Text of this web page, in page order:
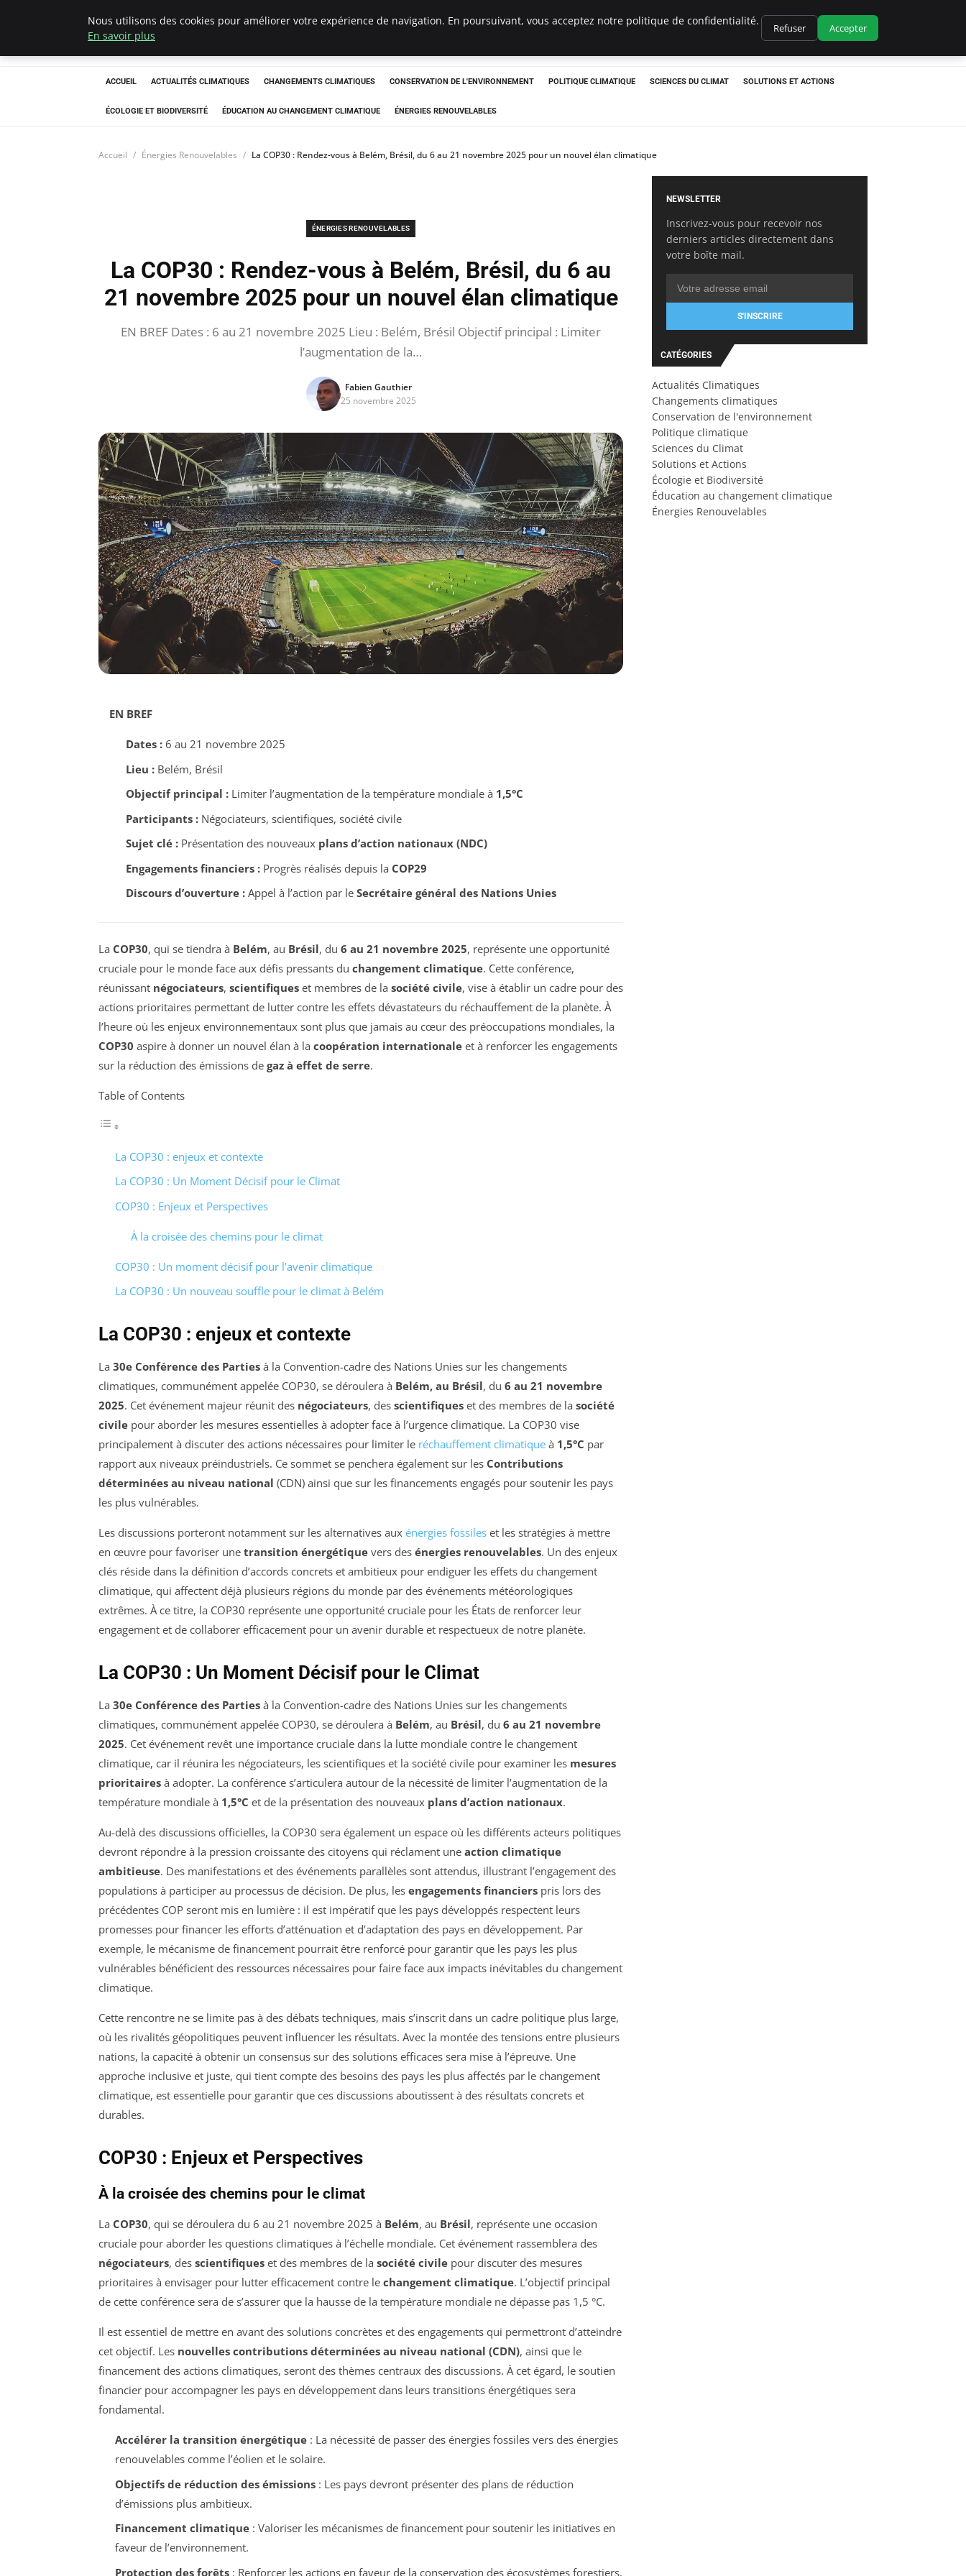
Climatedebtagents
ACCUEIL ACTUALITÉS CLIMATIQUES CHANGEMENTS CLIMATIQUES CONSERVATION DE L'ENVIRONNEMENT POLITIQUE CLIMATIQUE SCIENCES DU CLIMAT SOLUTIONS ET ACTIONS
ÉCOLOGIE ET BIODIVERSITÉ ÉDUCATION AU CHANGEMENT CLIMATIQUE ÉNERGIES RENOUVELABLES
Accueil Énergies Renouvelables La COP30 : Rendez-vous à Belém, Brésil, du 6 au 21 novembre 2025 pour un nouvel élan climatique
ÉNERGIES RENOUVELABLES
La COP30 : Rendez-vous à Belém, Brésil, du 6 au
21 novembre 2025 pour un nouvel élan climatique
EN BREF Dates : 6 au 21 novembre 2025 Lieu : Belém, Brésil Objectif principal : Limiter
l’augmentation de la…
Fabien Gauthier
25 novembre 2025
EN BREF
Dates :6 au 21 novembre 2025
Lieu :Belém, Brésil
Objectif principal :Limiter l’augmentation de la température mondiale à 1,5°C
Participants :Négociateurs, scientifiques, société civile
Sujet clé :Présentation des nouveaux plans d’action nationaux (NDC)
Engagements financiers :Progrès réalisés depuis la COP29
Discours d’ouverture :Appel à l’action par le Secrétaire général des Nations Unies
La COP30, qui se tiendra à Belém, au Brésil, du 6 au 21 novembre 2025, représente une opportunité
cruciale pour le monde face aux défis pressants du changement climatique. Cette conférence,
réunissant négociateurs, scientifiques et membres de la société civile, vise à établir un cadre pour des
actions prioritaires permettant de lutter contre les effets dévastateurs du réchauffement de la planète. À
l’heure où les enjeux environnementaux sont plus que jamais au cœur des préoccupations mondiales, la
COP30 aspire à donner un nouvel élan à la coopération internationale et à renforcer les engagements
sur la réduction des émissions de gaz à effet de serre.
Table of Contents
La COP30 : enjeux et contexte
La COP30 : Un Moment Décisif pour le Climat
COP30 : Enjeux et Perspectives
À la croisée des chemins pour le climat
COP30 : Un moment décisif pour l’avenir climatique
La COP30 : Un nouveau souffle pour le climat à Belém
La COP30 : enjeux et contexte
La 30e Conférence des Parties à la Convention-cadre des Nations Unies sur les changements
climatiques, communément appelée COP30, se déroulera à Belém, au Brésil, du 6 au 21 novembre
2025. Cet événement majeur réunit des négociateurs, des scientifiques et des membres de la société
civile pour aborder les mesures essentielles à adopter face à l’urgence climatique. La COP30 vise
principalement à discuter des actions nécessaires pour limiter le réchauffement climatique à 1,5°C par
rapport aux niveaux préindustriels. Ce sommet se penchera également sur les Contributions
déterminées au niveau national (CDN) ainsi que sur les financements engagés pour soutenir les pays
les plus vulnérables.
Les discussions porteront notamment sur les alternatives aux énergies fossiles et les stratégies à mettre
en œuvre pour favoriser une transition énergétique vers des énergies renouvelables. Un des enjeux
clés réside dans la définition d’accords concrets et ambitieux pour endiguer les effets du changement
climatique, qui affectent déjà plusieurs régions du monde par des événements météorologiques
extrêmes. À ce titre, la COP30 représente une opportunité cruciale pour les États de renforcer leur
engagement et de collaborer efficacement pour un avenir durable et respectueux de notre planète.
La COP30 : Un Moment Décisif pour le Climat
La 30e Conférence des Parties à la Convention-cadre des Nations Unies sur les changements
climatiques, communément appelée COP30, se déroulera à Belém, au Brésil, du 6 au 21 novembre
2025. Cet événement revêt une importance cruciale dans la lutte mondiale contre le changement
climatique, car il réunira les négociateurs, les scientifiques et la société civile pour examiner les mesures
prioritaires à adopter. La conférence s’articulera autour de la nécessité de limiter l’augmentation de la
température mondiale à 1,5°C et de la présentation des nouveaux plans d’action nationaux.
Au-delà des discussions officielles, la COP30 sera également un espace où les différents acteurs politiques
devront répondre à la pression croissante des citoyens qui réclament une action climatique
ambitieuse. Des manifestations et des événements parallèles sont attendus, illustrant l’engagement des
populations à participer au processus de décision. De plus, les engagements financiers pris lors des
précédentes COP seront mis en lumière : il est impératif que les pays développés respectent leurs
promesses pour financer les efforts d’atténuation et d’adaptation des pays en développement. Par
exemple, le mécanisme de financement pourrait être renforcé pour garantir que les pays les plus
vulnérables bénéficient des ressources nécessaires pour faire face aux impacts inévitables du changement
climatique.
Cette rencontre ne se limite pas à des débats techniques, mais s’inscrit dans un cadre politique plus large,
où les rivalités géopolitiques peuvent influencer les résultats. Avec la montée des tensions entre plusieurs
nations, la capacité à obtenir un consensus sur des solutions efficaces sera mise à l’épreuve. Une
approche inclusive et juste, qui tient compte des besoins des pays les plus affectés par le changement
climatique, est essentielle pour garantir que ces discussions aboutissent à des résultats concrets et
durables.
COP30 : Enjeux et Perspectives
À la croisée des chemins pour le climat
La COP30, qui se déroulera du 6 au 21 novembre 2025 à Belém, au Brésil, représente une occasion
cruciale pour aborder les questions climatiques à l’échelle mondiale. Cet événement rassemblera des
négociateurs, des scientifiques et des membres de la société civile pour discuter des mesures
prioritaires à envisager pour lutter efficacement contre le changement climatique. L’objectif principal
de cette conférence sera de s’assurer que la hausse de la température mondiale ne dépasse pas 1,5 °C.
Il est essentiel de mettre en avant des solutions concrètes et des engagements qui permettront d’atteindre
cet objectif. Les nouvelles contributions déterminées au niveau national (CDN), ainsi que le
financement des actions climatiques, seront des thèmes centraux des discussions. À cet égard, le soutien
financier pour accompagner les pays en développement dans leurs transitions énergétiques sera
fondamental.
Accélérer la transition énergétique: La nécessité de passer des énergies fossiles vers des énergies
renouvelables comme l’éolien et le solaire.
Objectifs de réduction des émissions: Les pays devront présenter des plans de réduction
d’émissions plus ambitieux.
Financement climatique: Valoriser les mécanismes de financement pour soutenir les initiatives en
faveur de l’environnement.
Protection des forêts: Renforcer les actions en faveur de la conservation des écosystèmes forestiers,
NEWSLETTER
Inscrivez-vous pour recevoir nos
derniers articles directement dans
votre boîte mail.
S'INSCRIRE
CATÉGORIES
Actualités Climatiques
Changements climatiques
Conservation de l'environnement
Politique climatique
Sciences du Climat
Solutions et Actions
Écologie et Biodiversité
Éducation au changement climatique
Énergies Renouvelables
Nous utilisons des cookies pour améliorer votre expérience de navigation. En poursuivant, vous acceptez notre politique de confidentialité.
En savoir plus
Refuser Accepter